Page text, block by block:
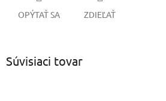
OPÝTAŤ SA ZDIEĽAŤ
Súvisiaci tovar